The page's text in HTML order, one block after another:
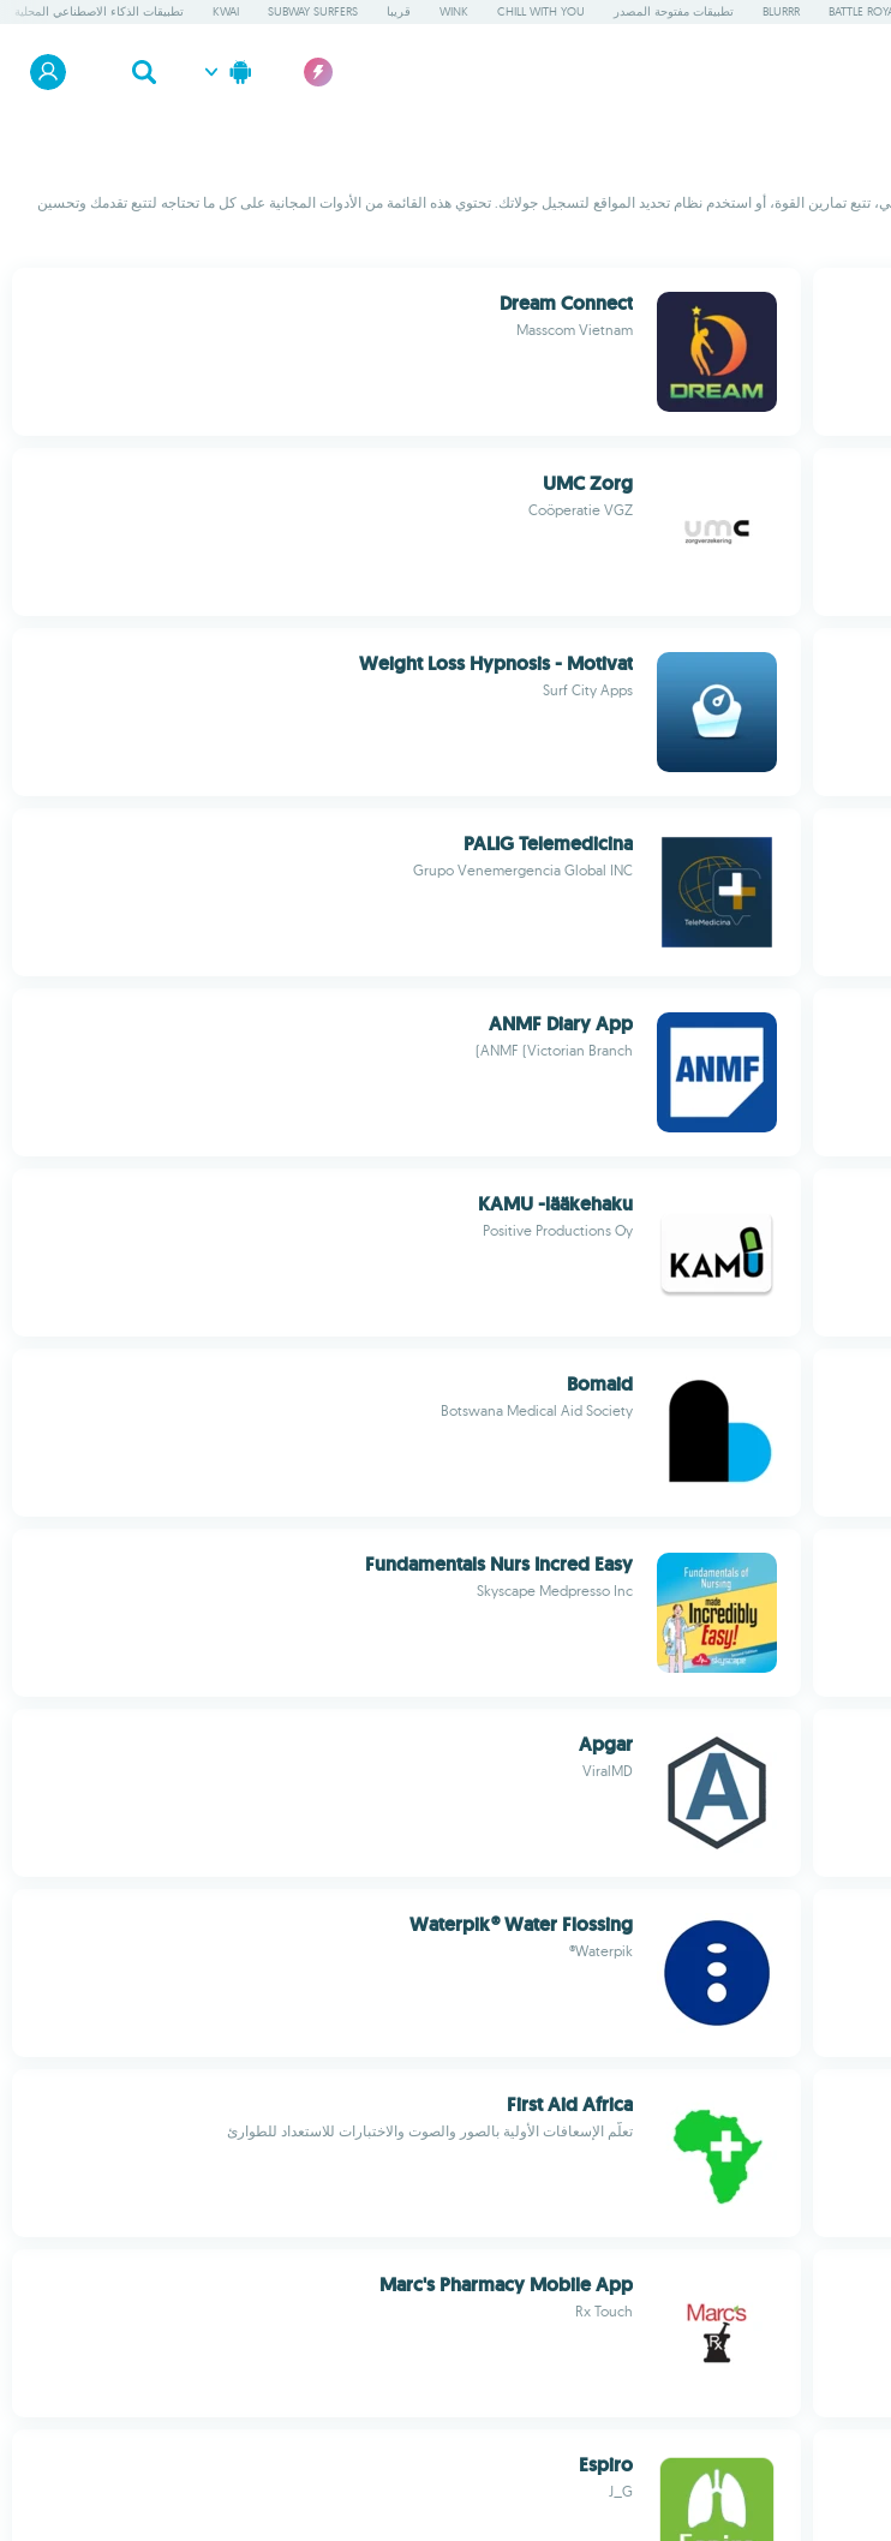
BATTLE
BLURRR تطبيقات مفتوحة المصدر CHILL WITH YOU
WINK قريبا SUBWAY SURFERS
KWAI تطبيقات الذكاء الاصطناعي المحلية
تتبع تمارين القوة، أو استخدم نظام تحديد المواقع لتسجيل جولاتك. تحتوي هذه القائمة من الأدوات المجانية على كل ما تحتاجه لتتبع تقدمك وتحسين
Dream Connect
Masscom Vietnam
UMC Zorg
Coöperatie VGZ
Weight Loss Hypnosis - Motivat
Surf City Apps
PALIG Telemedicina
Grupo Venemergencia Global INC
ANMF Diary App
ANMF (Victorian Branch)
KAMU -lääkehaku
Positive Productions Oy
Bomaid
Botswana Medical Aid Society
Fundamentals Nurs Incred Easy
Skyscape Medpresso Inc
Apgar
ViralMD
Waterpik® Water Flossing
Waterpik®
First Aid Africa
تعلّم الإسعافات الأولية بالصور والصوت والاختبارات للاستعداد للطوارئ
Marc's Pharmacy Mobile App
Rx Touch
Espiro
J_G